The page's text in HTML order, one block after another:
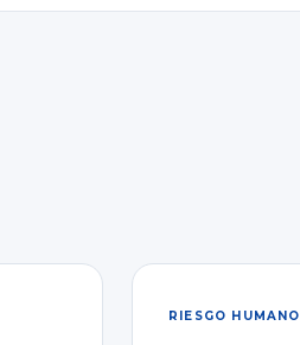
RIESGO HUMANO